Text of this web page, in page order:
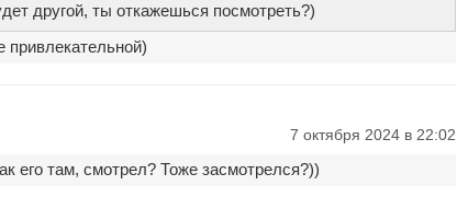
другой, ты откажешься посмотреть?)
привлекательной)
7 октября 2024 в 22:02
его там, смотрел? Тоже засмотрелся?))